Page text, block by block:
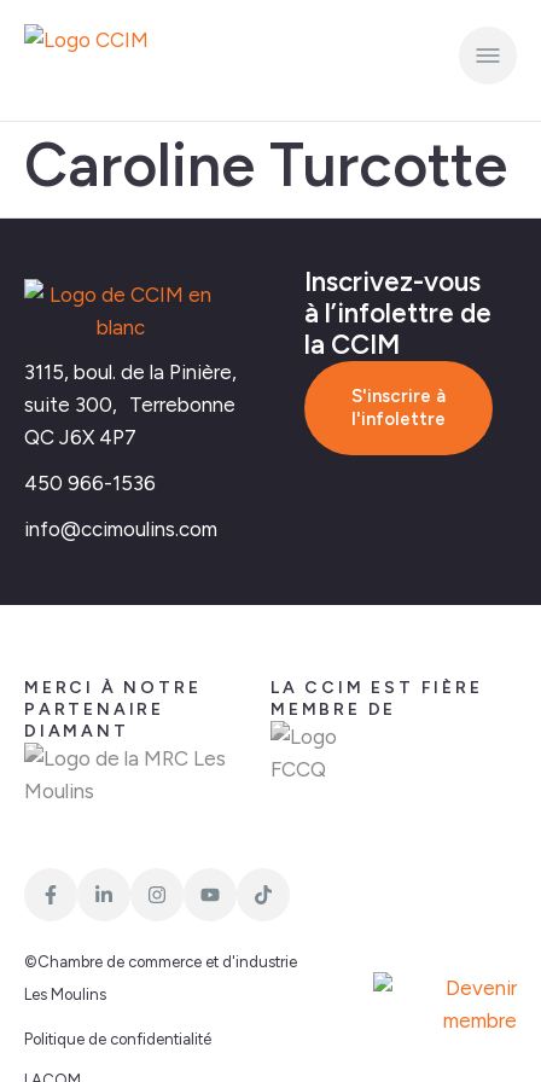
Caroline Turcotte
3115, boul. de la Pinière,
suite 300, Terrebonne
QC J6X 4P7
450 966-1536
info@ccimoulins.com
Inscrivez-vous
à l’infolettre de
la CCIM
S'inscrire à
l'infolettre
MERCI À NOTRE
PARTENAIRE
DIAMANT
LA CCIM EST FIÈRE
MEMBRE DE
©Chambre de commerce et d'industrie
Les Moulins
Politique de confidentialité